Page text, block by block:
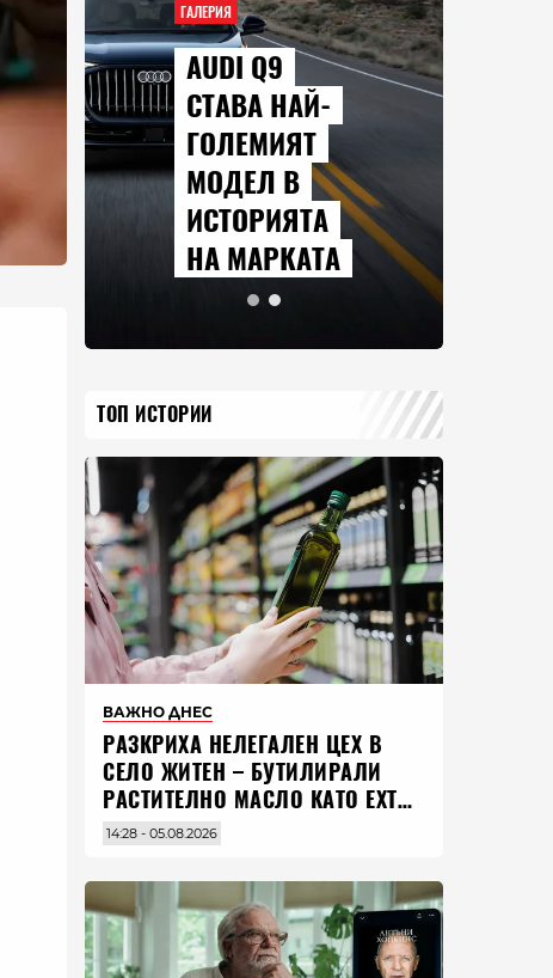
НАЙ-
В
ГАЛЕРИЯ
СЕРИАЛИТЕ,
КОИТО ЩЕ
ГЛЕДАМЕ
ПРЕЗ
АВГУСТ
2026 Г.
ТОП ИСТОРИИ
ВАЖНО ДНЕС
РАЗКРИХА НЕЛЕГАЛЕН ЦЕХ В
СЕЛО ЖИТЕН – БУТИЛИРАЛИ
РАСТИТЕЛНО МАСЛО КАТО EXTRA
VIRGIN ЗЕХТИН
14:28 - 05.08.2026